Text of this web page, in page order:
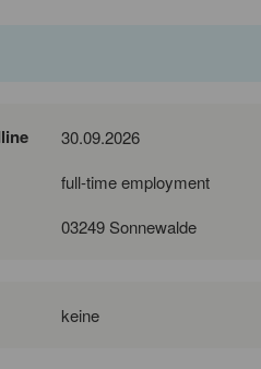
30.09.2026
full-time employment
03249 Sonnewalde
keine